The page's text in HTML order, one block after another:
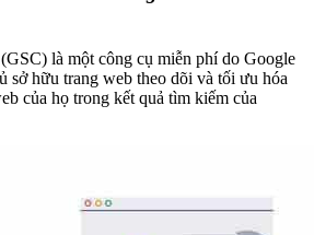
là một công cụ miễn phí do Google
sở hữu trang web theo dõi và tối ưu hóa
của họ trong kết quả tìm kiếm của